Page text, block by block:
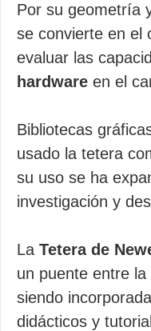
Por su geometría
se convierte en el
evaluar las
hardware en el
Bibliotecas
usado la tetera
su uso se ha
investigación y
La Tetera de
un puente entre
siendo
didácticos y